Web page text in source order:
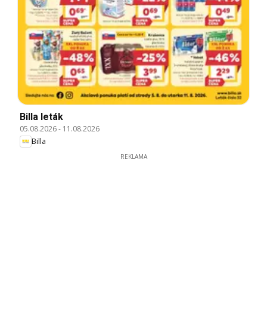
Billa leták
05.08.2026- 11.08.2026
Billa
REKLAMA